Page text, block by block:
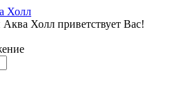
Холл приветствует Вас!